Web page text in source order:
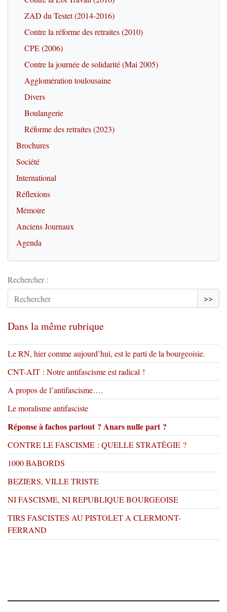
ZAD du Testet (2014-2016)
Contre la réforme des retraites (2010)
CPE (2006)
Contre la journée de solidarité (Mai 2005)
Agglomération toulousaine
Divers
Boulangerie
Réforme des retraites (2023)
Brochures
Société
International
Réflexions
Mémoire
Anciens Journaux
Agenda
Rechercher :
>>
Dans la même rubrique
Le RN, hier comme aujourd’hui, est le parti de la bourgeoisie.
CNT-AIT : Notre antifascisme est radical !
A propos de l’antifascisme….
Le moralisme antifasciste
Réponse à fachos partout ? Anars nulle part ?
CONTRE LE FASCISME : QUELLE STRATÉGIE ?
1000 BABORDS
BEZIERS, VILLE TRISTE
NI FASCISME, NI REPUBLIQUE BOURGEOISE
TIRS FASCISTES AU PISTOLET A CLERMONT-
FERRAND